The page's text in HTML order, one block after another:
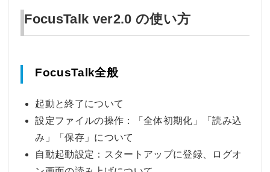
FocusTalk ver2.0 の使い方
FocusTalk全般
起動と終了について
設定ファイルの操作：「全体初期化」「読み込
み」「保存」について
自動起動設定：スタートアップに登録、ログオ